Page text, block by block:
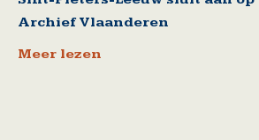
Archief Vlaanderen
Meer lezen